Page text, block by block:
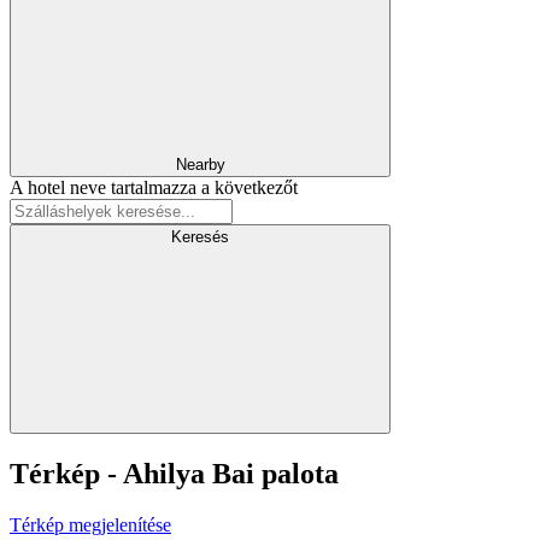
Nearby
A hotel neve tartalmazza a következőt
Keresés
Térkép - Ahilya Bai palota
Térkép megjelenítése